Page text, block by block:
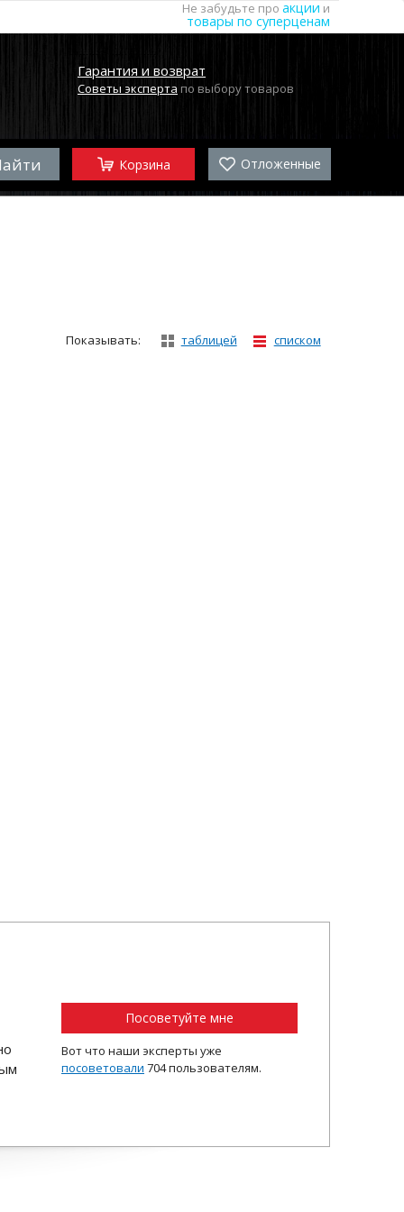
Не забудьте про акции и
товары по суперценам
Гарантия и возврат
Советы эксперта по выбору товаров
Корзина Отложенные
Показывать: таблицей списком
Посоветуйте мне
Вот что наши эксперты уже
посоветовали 704 пользователям.